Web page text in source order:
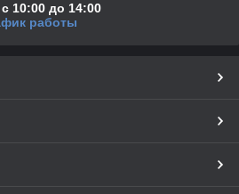
10:00 до 14:00
работы